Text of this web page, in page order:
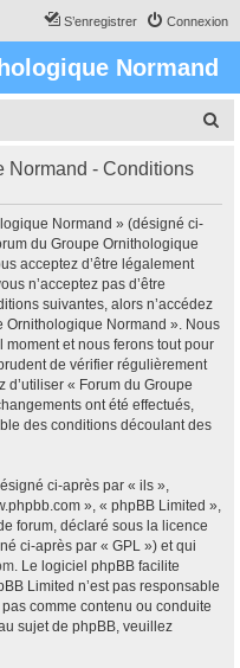
Connexion
S’enregistrer
Normand
h
Normand - Conditions
Normand » (désigné ci-
du Groupe Ornithologique
acceptez d’être légalement
n’acceptez pas d’être
suivantes, alors n’accédez
Ornithologique Normand ». Nous
et nous ferons tout pour
de vérifier régulièrement
« Forum du Groupe
ont été effectués,
des conditions découlant des
ci-après par « ils »,
», « phpBB Limited »,
forum, déclaré sous la licence
ci-après par « GPL ») et qui
. Le logiciel phpBB facilite
Limited n’est pas responsable
comme contenu ou conduite
sujet de phpBB, veuillez